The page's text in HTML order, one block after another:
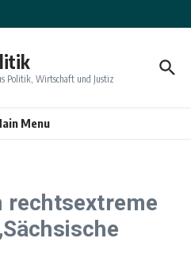
Politik, Wirtschaft und Justiz
Menu
rechtsextreme